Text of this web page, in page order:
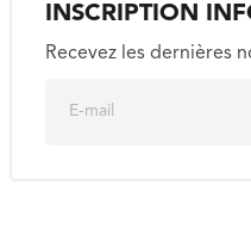
INSCRIPTION
Recevez les dernières